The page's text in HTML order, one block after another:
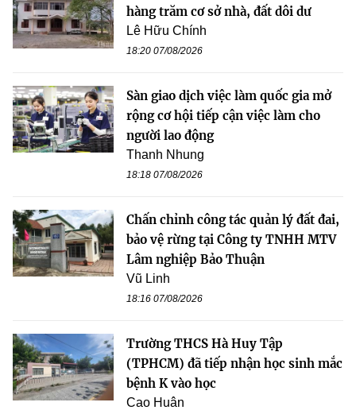
hàng trăm cơ sở nhà, đất dôi dư
Lê Hữu Chính
18:20 07/08/2026
Sàn giao dịch việc làm quốc gia mở
rộng cơ hội tiếp cận việc làm cho
người lao động
Thanh Nhung
18:18 07/08/2026
Chấn chỉnh công tác quản lý đất đai,
bảo vệ rừng tại Công ty TNHH MTV
Lâm nghiệp Bảo Thuận
Vũ Linh
18:16 07/08/2026
Trường THCS Hà Huy Tập
(TPHCM) đã tiếp nhận học sinh mắc
bệnh K vào học
Cao Huân